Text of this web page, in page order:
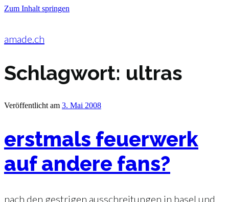
Zum Inhalt springen
amade.ch
Schlagwort: ultras
Veröffentlicht am 3. Mai 2008
erstmals feuerwerk
auf andere fans?
nach den gestrigen ausschreitungen in basel und